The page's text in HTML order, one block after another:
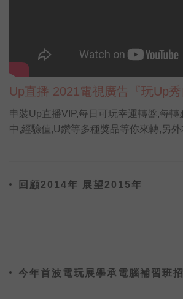
Up直播 2021電視廣告『玩Up秀
己』
申裝Up直播VIP,每日可玩幸運轉盤,每轉
中,經驗值,U鑽等多種獎品等你來轉,另外
回顧2014年 展望2015年
今年首波電玩展學承電腦補習班